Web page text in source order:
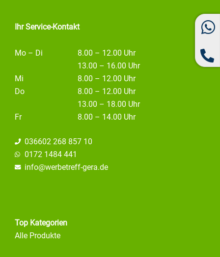
Ihr Service-Kontakt
Mo – Di
8.00 – 12.00 Uhr
13.00 – 16.00 Uhr
Mi
8.00 – 12.00 Uhr
Do
8.00 – 12.00 Uhr
13.00 – 18.00 Uhr
Fr
8.00 – 14.00 Uhr
036602 268 857 10
0172 1484 441
info@werbetreff-gera.de
Top Kategorien
Alle Produkte